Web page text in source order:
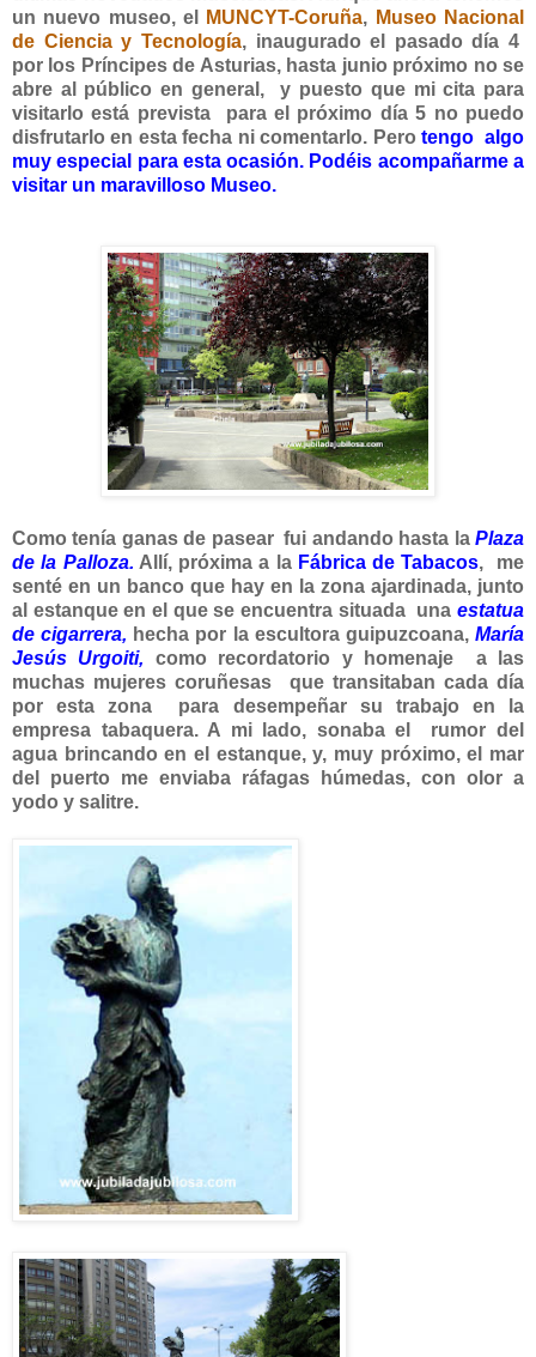
un nuevo museo, el
MUNCYT-Coruña, Museo Nacional
de Ciencia y Tecnología, inaugurado el pasado día 4
por los Príncipes de Asturias, hasta junio próximo no se
abre al público en general, y puesto que mi cita para
visitarlo está prevista para el próximo día 5 no puedo
disfrutarlo en esta fecha ni comentarlo. Perotengo algo
muy especial para esta ocasión. Podéis acompañarme a
visitar un maravilloso Museo.
Como tenía ganas de pasear fui andando hasta la Plaza
de la Palloza. Allí, próxima a la Fábrica de Tabacos, me
senté en un banco que hay en la zona ajardinada, junto
al estanque en el que se encuentra situada una estatua
de cigarrera, hecha por la escultora guipuzcoana,María
Jesús Urgoiti, como recordatorio y homenaje a las
muchas mujeres coruñesas que transitaban cada día
por esta zona para desempeñar su trabajo en la
empresa tabaquera. A mi lado, sonaba el rumor del
agua brincando en el estanque, y, muy próximo, el mar
del puerto me enviaba ráfagas húmedas, con olor a
yodo y salitre.